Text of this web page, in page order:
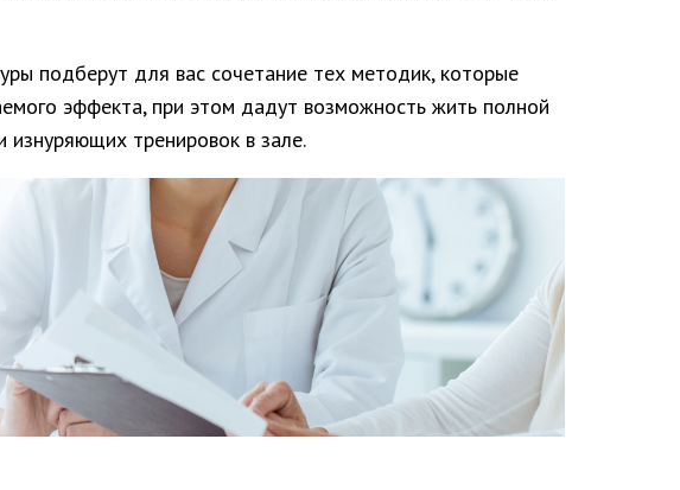
подберут для вас сочетание тех методик, которые
эффекта, при этом дадут возможность жить полной
изнуряющих тренировок в зале.